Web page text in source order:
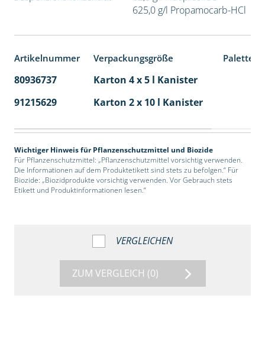
625,0 g/l Propamocarb-HCl
Artikelnummer Verpackungsgröße
80936737 Karton 4 x 5 l Kanister
91215629
Karton 2 x 10 l Kanister
Wichtiger Hinweis für Pflanzenschutzmittel und Biozide
Für Pflanzenschutzmittel: „Pflanzenschutzmittel vorsichtig verwenden.
Die Informationen auf dem Produktetikett sind stets zu befolgen.“ Für
Biozide: „Biozidprodukte vorsichtig verwenden. Vor Gebrauch stets
Etikett und Produktinformationen lesen.“
VERGLEICHEN
ZUM VERGLEICH (0)